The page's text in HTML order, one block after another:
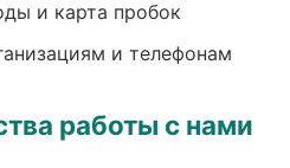
и карта пробок
и телефонам
работы с нами